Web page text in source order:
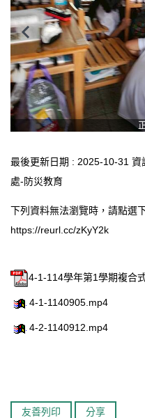
家長專區
臺北市111年度臺北酷課雲
教育品質保證
防疫在家學習專區
最後更新日期 : 2025-10-31 資
處-防災教育
下列資料無法瀏覽時，請點選
https://reurl.cc/zKyY2k
4-1-114學年第1學期複合
4-1-1140905.mp4
4-2-1140912.mp4
友善列印 分享